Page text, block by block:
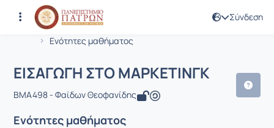
Σύνδεση
Αρχική Σελίδα
Ενότητες μαθήματος
Μάθημα : ΕΙΣΑΓΩΓΗ ΣΤΟ ΜΑΡΚΕΤΙΝΓΚ
Κωδικός : BMA498
ΕΙΣΑΓΩΓΗ ΣΤΟ ΜΑΡΚΕΤΙΝΓΚ
BMA498 - Φαίδων Θεοφανίδης
Ενότητες μαθήματος